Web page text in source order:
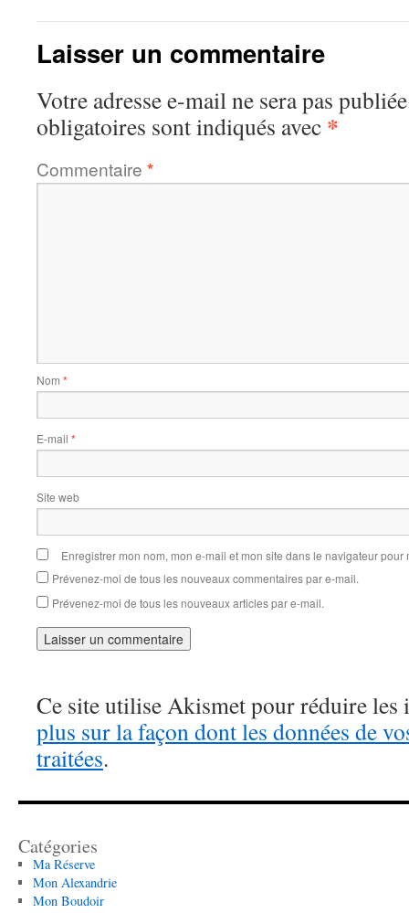
Laisser un commentaire
Votre adresse e-mail ne sera pas
obligatoires sont indiqués avec *
Commentaire *
Nom *
E-mail *
Site web
Enregistrer mon nom, mon e-mail et mon site dans le navigateur
Prévenez-moi de tous les nouveaux commentaires par e-mail.
Prévenez-moi de tous les nouveaux articles par e-mail.
Ce site utilise Akismet pour réduire les
plus sur la façon dont les données de
traitées.
Catégories
Ma Réserve
Mon Alexandrie
Mon Boudoir